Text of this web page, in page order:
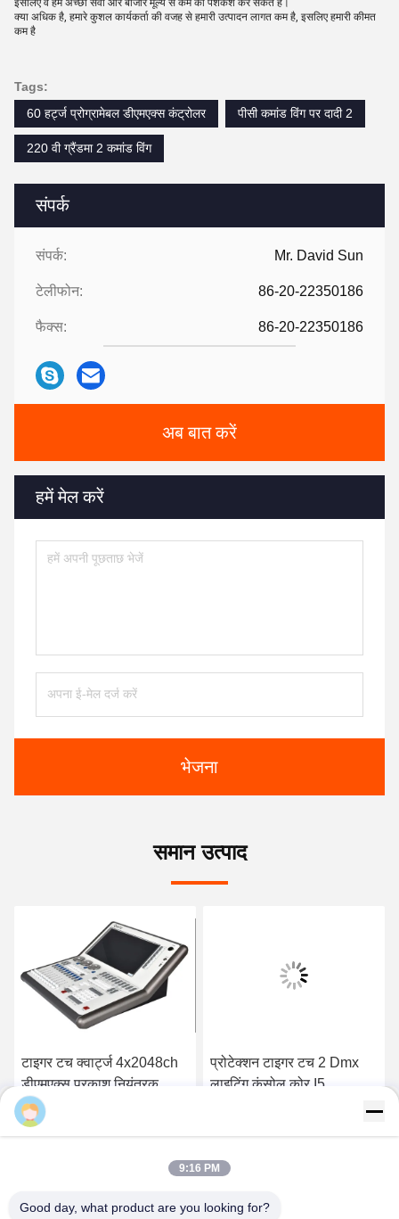
संपर्क
संपर्क: Mr. David Sun
टेलीफोन: 86-20-22350186
फैक्स: 86-20-22350186
अब बात करें
हमें मेल करें
भेजना
इसलिए वे हमें अच्छी सेवा और बाजार मूल्य से कम की पेशकश कर सकते हैं।
क्या अधिक है, हमारे कुशल कार्यकर्ता की वजह से हमारी उत्पादन लागत कम है, इसलिए हमारी कीमत
कम है
Tags:
60 हर्ट्ज प्रोग्रामेबल डीएमएक्स कंट्रोलर
पीसी कमांड विंग पर दादी 2
220 वी ग्रैंडमा 2 कमांड विंग
समान उत्पाद
टाइगर टच क्वार्ट्ज 4x2048ch
डीएमएक्स प्रकाश नियंत्रक
42.5 सेमी चौड़ा
प्रोटेक्शन टाइगर टच 2 Dmx
लाइटिंग कंसोल कोर I5
9:16 PM
Good day, what product are you looking for?